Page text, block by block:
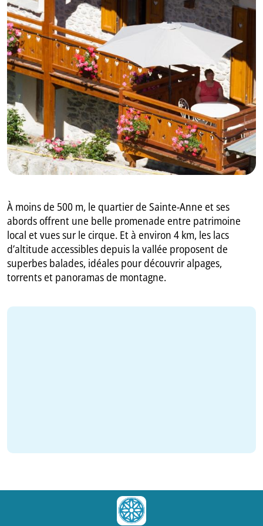
GB
IT
À moins de 500 m, le quartier de Sainte-Anne et ses
abords offrent une belle promenade entre patrimoine
local et vues sur le cirque. Et à environ 4 km, les lacs
d’altitude accessibles depuis la vallée proposent de
superbes balades, idéales pour découvrir alpages,
torrents et panoramas de montagne.